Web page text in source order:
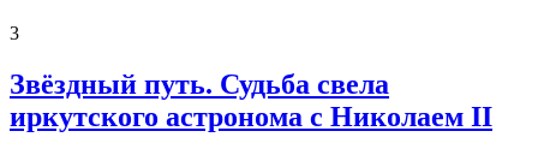
3
Звёздный путь. Судьба свела
иркутского астронома с Николаем II